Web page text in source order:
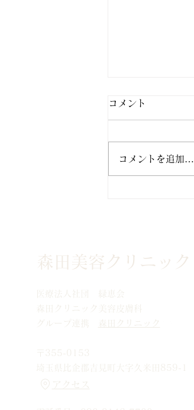
の新しい治療
コメント
コメントを追加…
森田美容クリニック
医療法人社団 緑恵会
森田クリニック美容皮膚科
グループ連携
森田クリニック
〒355-0153
埼玉県比企郡吉見町大字久米田859-1
アクセス